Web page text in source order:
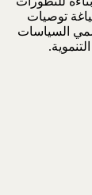
توصيات
السياسات